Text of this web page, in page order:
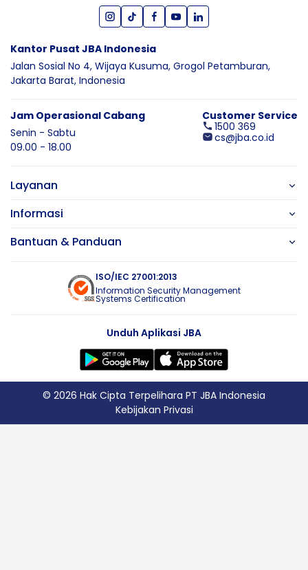
Kantor Pusat JBA Indonesia
Jalan Sosial No 4, Wijaya Kusuma, Grogol Petamburan,
Jakarta Barat, Indonesia
Jam Operasional Cabang
Senin - Sabtu
09.00 - 18.00
Customer Service
1500 369
cs@jba.co.id
Layanan
Informasi
Bantuan & Panduan
ISO/IEC 27001:2013
Information Security Management
Systems Certification
Unduh Aplikasi JBA
© 2026 Hak Cipta Terpelihara PT JBA Indonesia
Kebijakan Privasi